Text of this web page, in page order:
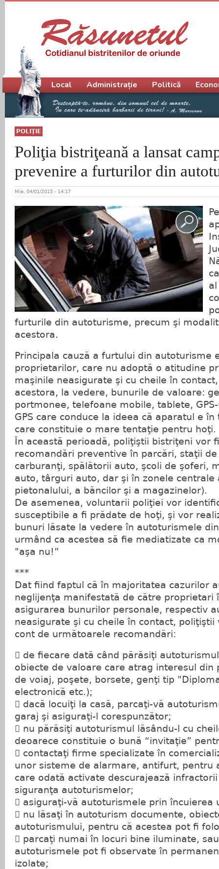
POLIŢIE
Poliţia bistriţeană a lansat
prevenire a furturilor din
Mie, 04/01/2015 - 14:17
furturile din autoturisme, precum şi
acestora.
Principala cauză a furtului din autoturisme
proprietarilor, care nu adoptă o atitudine
maşinile neasigurate şi cu cheile în
acestora, la vedere, bunurile de valoare:
portmonee, telefoane mobile, tablete,
GPS care conduce la ideea că aparatul e
care constituie o mare tentaţie pentru hoţi.
În această perioadă, poliţiştii bistriţeni vor
recomandări preventive în parcări, staţii
carburanţi, spălătorii auto, şcoli de şoferi,
auto, târguri auto, dar şi în zonele centrale
pietonalului, a băncilor şi a magazinelor).
De asemenea, voluntarii poliţiei vor
susceptibile a fi prădate de hoţi, şi vor
bunuri lăsate la vedere în autoturismele
urmând ca acestea să fie mediatizate ca
"aşa nu!”
***
Dat fiind faptul că în majoritatea cazurilor
neglijenţa manifestată de către proprietari
asigurarea bunurilor personale, respectiv
neasigurate şi cu cheile în contact, poliţiştii
cont de următoarele recomandări:
 de fiecare dată când părăsiţi
obiecte de valoare care atrag interesul din
de voiaj, poşete, borsete, genţi tip
electronică etc.);
 dacă locuiţi la casă, parcaţi-vă
garaj şi asiguraţi-l corespunzător;
 nu părăsiţi autoturismul lăsându-l cu
deoarece constituie o bună “invitaţie”
 contactaţi firme specializate în
unor sisteme de alarmare, antifurt, pentru
care odată activate descurajează
siguranţa autoturismelor;
 asiguraţi-vă autoturismele prin încuierea
 nu lăsaţi în autoturism documente,
autoturismului, pentru că acestea pot fi
 parcaţi numai în locuri bine iluminate,
autoturismele pot fi observate în
izolate;
Meniu principal
Local Administrație Politică